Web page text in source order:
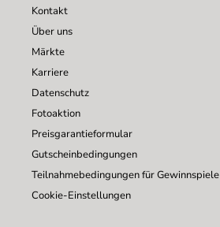
Kontakt
Über uns
Märkte
Karriere
Datenschutz
Fotoaktion
Preisgarantieformular
Gutscheinbedingungen
Teilnahmebedingungen für Gewinnspiele
Cookie-Einstellungen